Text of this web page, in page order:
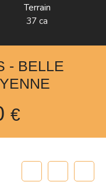
Terrain
37 ca
- BELLE
€